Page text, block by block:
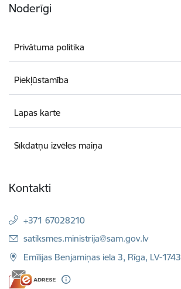
Noderīgi
Privātuma politika
Piekļūstamība
Lapas karte
Sīkdatņu izvēles maiņa
Kontakti
+371 67028210
E-pasts:
satiksmes.ministrija@sam.gov.lv
Emīlijas Benjamiņas iela 3, Rīga, LV-1743